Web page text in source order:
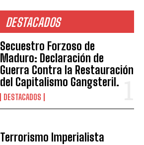
DESTACADOS
Secuestro Forzoso de
Maduro: Declaración de
Guerra Contra la Restauración
del Capitalismo Gangsteril.
DESTACADOS
Terrorismo Imperialista